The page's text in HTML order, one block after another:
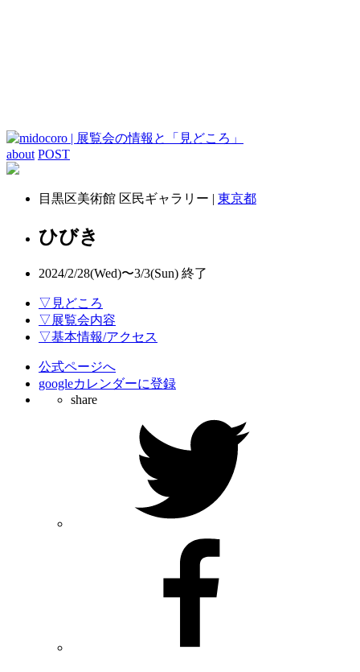
about POST
目黒区美術館 区民ギャラリー | 東京都
ひびき
2024/2/28(Wed)〜3/3(Sun) 終了
▽見どころ
▽展覧会内容
▽基本情報/アクセス
公式ページへ
googleカレンダーに登録
share